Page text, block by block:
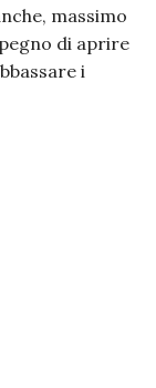
massimo
di aprire
i